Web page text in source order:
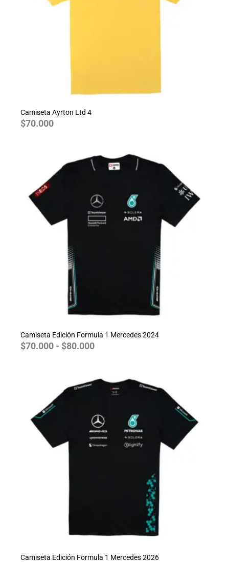
Camiseta Ayrton Ltd 4
$70.000
Camiseta Edición Formula 1 Mercedes 2024
$70.000 - $80.000
de
precios:
hasta
$80.000
Camiseta Edición Formula 1 Mercedes 2026